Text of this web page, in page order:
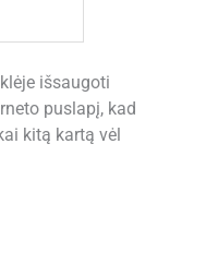
išsaugoti
puslapį, kad
kitą kartą vėl